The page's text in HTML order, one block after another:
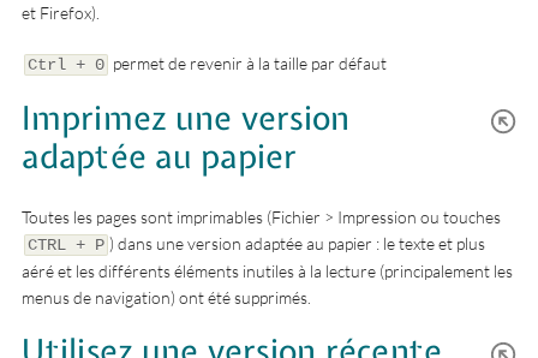
et Firefox).
Ctrl + 0 permet de revenir à la taille par défaut
Imprimez une version
adaptée au papier
Toutes les pages sont imprimables (Fichier > Impression ou touches
CTRL + P ) dans une version adaptée au papier : le texte et plus
aéré et les différents éléments inutiles à la lecture (principalement les
menus de navigation) ont été supprimés.